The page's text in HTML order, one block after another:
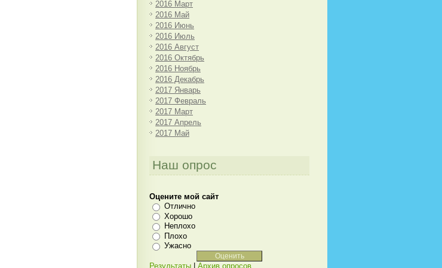
2016 Март
2016 Май
2016 Июнь
2016 Июль
2016 Август
2016 Октябрь
2016 Ноябрь
2016 Декабрь
2017 Январь
2017 Февраль
2017 Март
2017 Апрель
2017 Май
Наш опрос
Оцените мой сайт
Отлично
Хорошо
Неплохо
Плохо
Ужасно
Результаты Архив опросов